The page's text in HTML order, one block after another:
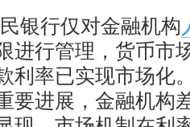
银行仅对金融机构
进行管理，货币市
利率已实现市场化
要进展，金融机构